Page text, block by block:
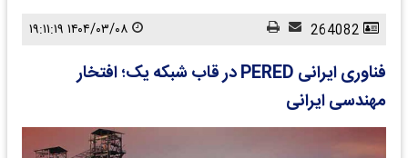
فناوری ایرانی PERED در قاب شبکه یک؛ افتخار
مهندسی ایرانی